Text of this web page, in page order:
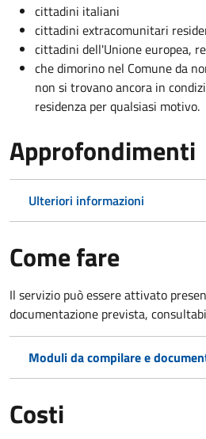
cittadini italiani
cittadini extracomunitari
cittadini dell'Unione europea,
che dimorino nel Comune da
non si trovano ancora in
residenza per qualsiasi motivo.
Approfondimenti
Ulteriori informazioni
Come fare
Il servizio può essere attivato
documentazione prevista,
Moduli da compilare e
Costi